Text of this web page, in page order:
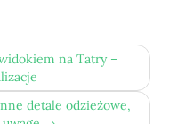
na Tatry –
detale odzieżowe,